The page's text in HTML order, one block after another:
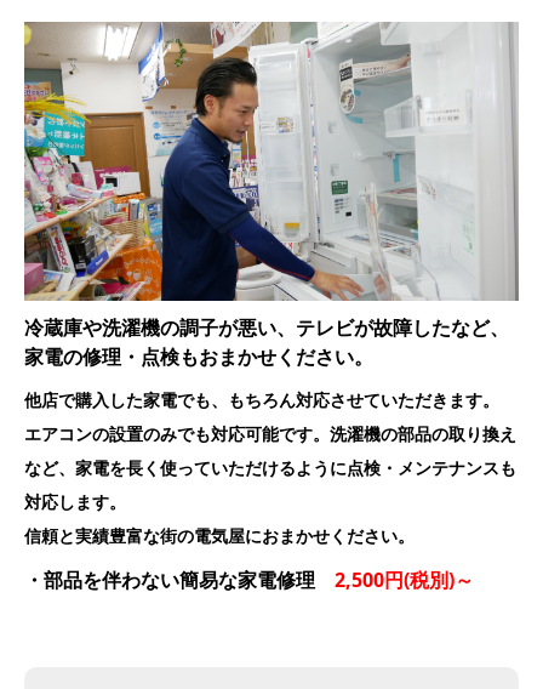
冷蔵庫や洗濯機の調子が悪い、テレビが故障したなど、
家電の修理・点検もおまかせください。
他店で購入した家電でも、もちろん対応させていただきます。
エアコンの設置のみでも対応可能です。洗濯機の部品の取り換え
など、家電を長く使っていただけるように点検・メンテナンスも
対応します。
信頼と実績豊富な街の電気屋におまかせください。
・部品を伴わない簡易な家電修理 2,500円(税別)～